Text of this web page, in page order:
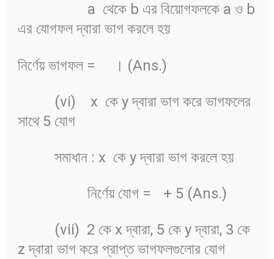
a থেকে b এর বিয়োগফলকে a ও b
এর যোগফল দ্বারা ভাগ করলে হয়
নির্ণেয় ভাগফল = । (Ans.)
(vi) x কে y দ্বারা ভাগ করে ভাগফলের
সাথে 5 যোগ
সমাধান : x কে y দ্বারা ভাগ করলে হয়
নির্ণেয় যোগ = + 5 (Ans.)
(vii) 2 কে x দ্বারা, 5 কে y দ্বারা, 3 কে
z দ্বারা ভাগ করে প্রাপ্ত ভাগফলগুলোর যোগ